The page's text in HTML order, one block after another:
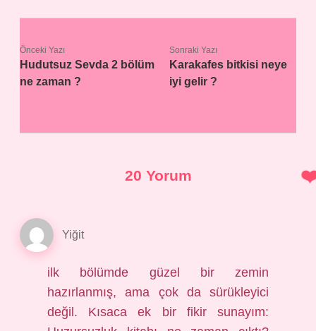
Önceki Yazı
Hudutsuz Sevda 2 bölüm
ne zaman ?
Sonraki Yazı
Karakafes bitkisi neye
iyi gelir ?
20 Yorum
Yiğit
ilk bölümde güzel bir zemin
hazırlanmış, ama çok da sürükleyici
değil. Kısaca ek bir fikir sunayım: